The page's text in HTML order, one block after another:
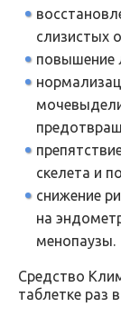
слизистых
повышение
скелета и
снижение
на
менопаузы.
Средство
таблетке раз